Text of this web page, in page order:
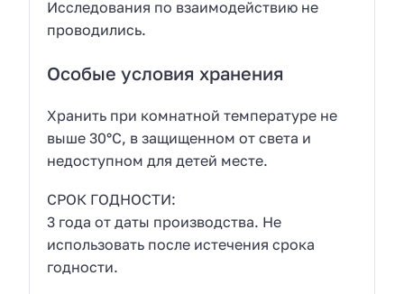
Исследования по взаимодействию не
проводились.
Особые условия хранения
Хранить при комнатной температуре не
выше 30°С, в защищенном от света и
недоступном для детей месте.
СРОК ГОДНОСТИ:
3 года от даты производства. Не
использовать после истечения срока
годности.